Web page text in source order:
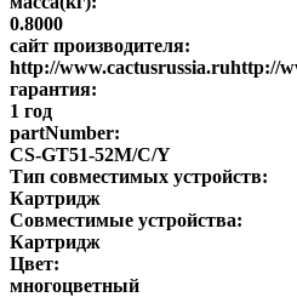
0.8000
сайт производителя:
http://www.cactusrussia.ruhttp://
гарантия:
1 год
partNumber:
CS-GT51-52M/C/Y
Тип совместимых устройств:
Картридж
Совместимые устройства:
Картридж
Цвет:
многоцветный